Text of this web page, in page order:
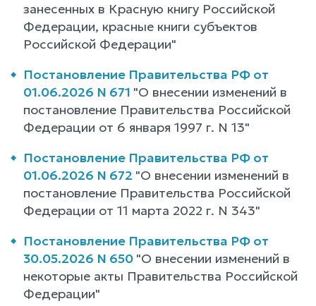
занесенных в Красную книгу Российской
Федерации, красные книги субъектов
Российской Федерации"
Постановление Правительства РФ от
01.06.2026 N 671 "О внесении изменений в
постановление Правительства Российской
Федерации от 6 января 1997 г. N 13"
Постановление Правительства РФ от
01.06.2026 N 672 "О внесении изменений в
постановление Правительства Российской
Федерации от 11 марта 2022 г. N 343"
Постановление Правительства РФ от
30.05.2026 N 650 "О внесении изменений в
некоторые акты Правительства Российской
Федерации"